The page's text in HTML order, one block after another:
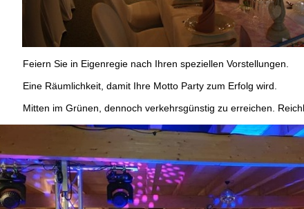
Feiern Sie in Eigenregie nach Ihren speziellen Vorstellungen.
Eine Räumlichkeit, damit Ihre Motto Party zum Erfolg wird.
Mitten im Grünen, dennoch verkehrsgünstig zu erreichen.